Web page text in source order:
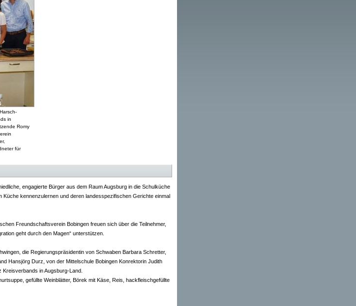
in
Romy
für
engagierte Bürger aus dem Raum Augsburg in die Schulküche
kennenzulernen und deren landesspezifischen Gerichte einmal
Freundschaftsverein Bobingen freuen sich über die Teilnehmer,
geht durch den Magen“ unterstützen.
die Regierungspräsidentin von Schwaben Barbara Schretter,
Hansjörg Durz, von der Mittelschule Bobingen Konrektorin Judith
in Augsburg-Land.
gefüllte Weinblätter, Börek mit Käse, Reis, hackfleischgefüllte